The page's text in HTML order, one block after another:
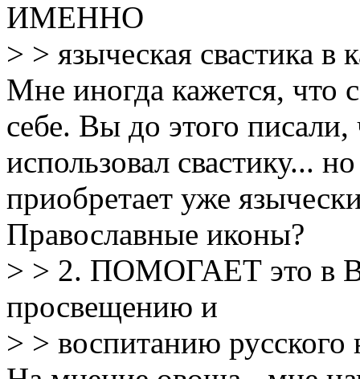
ИМЕННО
> > языческая свастика в
Мне иногда кажется, что
себе. Вы до этого
использовал свастику...
приобретает уже
Православные иконы?
> > 2. ПОМОГАЕТ это в
просвещению и
> > воспитанию